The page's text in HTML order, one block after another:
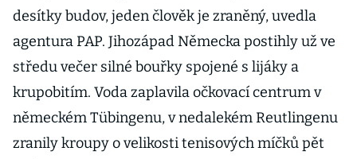
desítky budov, jeden člověk je zraněný, uvedla
agentura PAP. Jihozápad Německa postihly už ve
středu večer silné bouřky spojené s lijáky a
krupobitím. Voda zaplavila očkovací centrum v
německém Tübingenu, v nedalekém Reutlingenu
zranily kroupy o velikosti tenisových míčků pět